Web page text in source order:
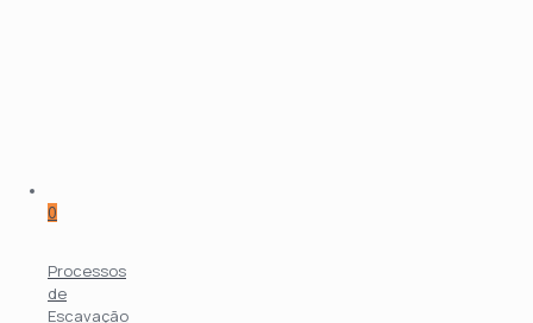
0
Processos
de
Escavação